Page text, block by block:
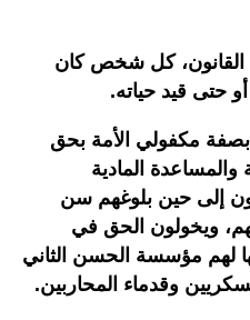
القانون، كل شخص كان
حتى قيد حياته.
بصفة مكفولي الأمة بحق
والمساعدة المادية
إلى حين بلوغهم سن
ويخولون الحق في
لهم مؤسسة الحسن الثاني
وقدماء المحاربين.